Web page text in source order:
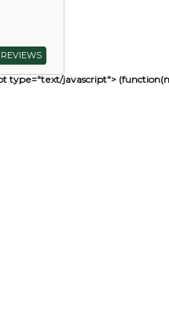
type="text/javascript">